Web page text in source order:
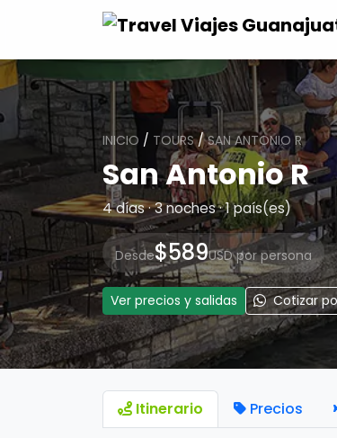
INICIO / TOURS/SAN ANTONIO R
San Antonio R
4 días · 3 noches · 1 país(es)
Desde$589USD por persona
Ver precios y salidas Cotizar
Itinerario Precios